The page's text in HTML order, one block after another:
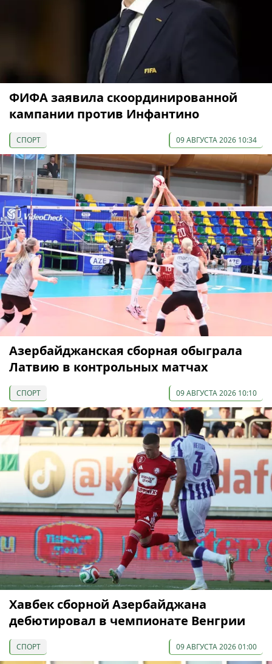
ФИФА заявила скоординированной
кампании против Инфантино
СПОРТ 09 АВГУСТА 2026 10:34
Азербайджанская сборная обыграла
Латвию в контрольных матчах
СПОРТ 09 АВГУСТА 2026 10:10
Хавбек сборной Азербайджана
дебютировал в чемпионате Венгрии
СПОРТ 09 АВГУСТА 2026 01:00